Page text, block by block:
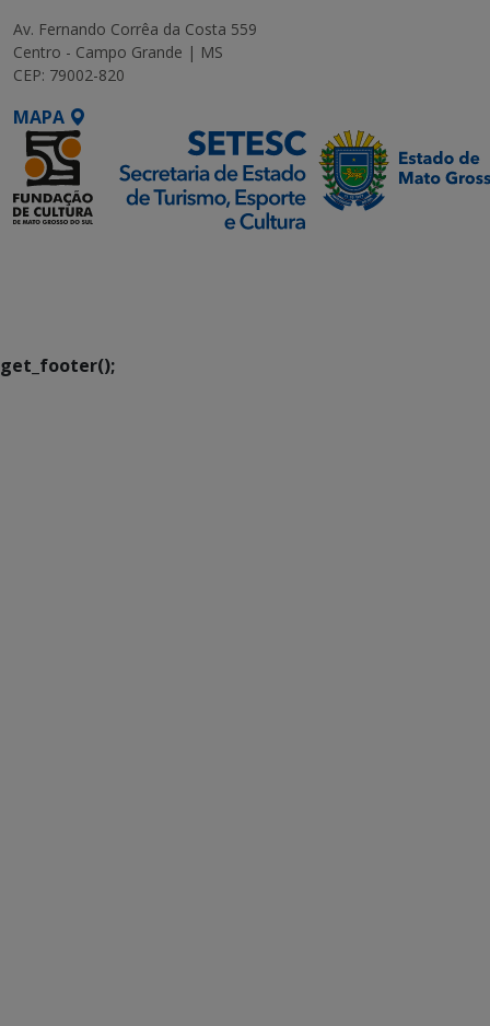
Av. Fernando Corrêa da Costa 559
Centro - Campo Grande | MS
CEP: 79002-820
MAPA
get_footer();